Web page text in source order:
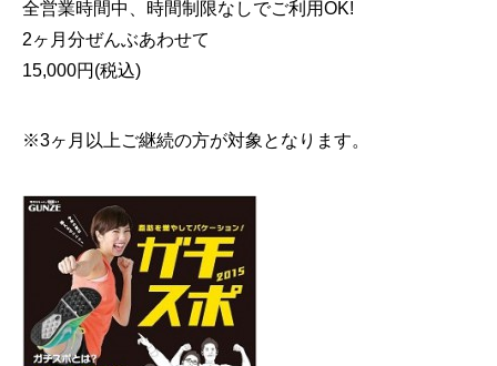
全営業時間中、時間制限なしでご利用OK!
2ヶ月分ぜんぶあわせて
15,000円(税込)
※3ヶ月以上ご継続の方が対象となります。